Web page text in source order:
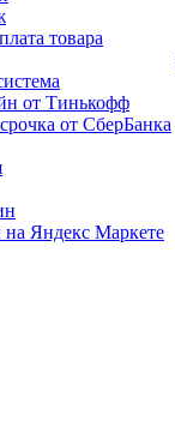
товара
от Тинькофф
от СберБанка
Яндекс Маркете